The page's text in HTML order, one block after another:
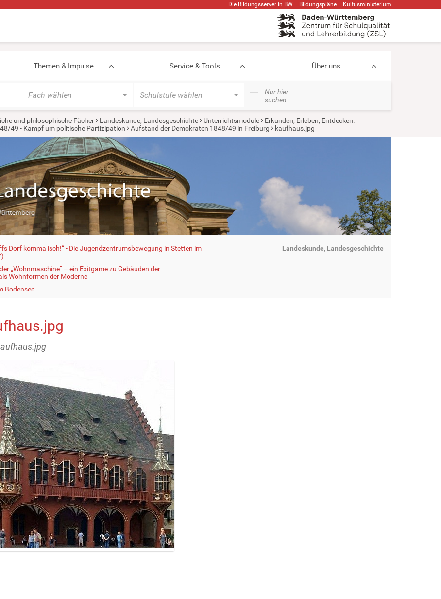
Die Bildungsserver in BW Bildungspläne Kultusministerium
Themen & Impulse Service & Tools Über uns
Fach wählen Schulstufe wählen
Nur hier
suchen
und philosophische Fächer Landeskunde, Landesgeschichte Unterrichtsmodule
Erkunden, Erleben, Entdecken:
49 - Kampf um politische Partizipation Aufstand der Demokraten 1848/49 in Freiburg kaufhaus.jpg
Dorf komma isch!“ - Die Jugendzentrumsbewegung in Stetten im
„Wohnmaschine“ – ein Exitgame zu Gebäuden der
Wohnformen der Moderne
Bodensee
Landeskunde, Landesgeschichte